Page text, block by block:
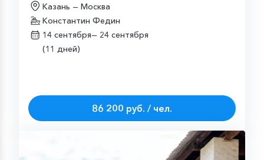
Казань — Москва
Константин Федин
14 сентября— 24 сентября
(11 дней)
86 200 руб. / чел.